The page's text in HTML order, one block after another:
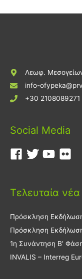
Λεωφ.
info-
+30 2108089271
Social Media
Τελευταία νέα
Πρόσκληση
Πρόσκληση
1η Συνάντηση Β’
INVALIS – Interreg